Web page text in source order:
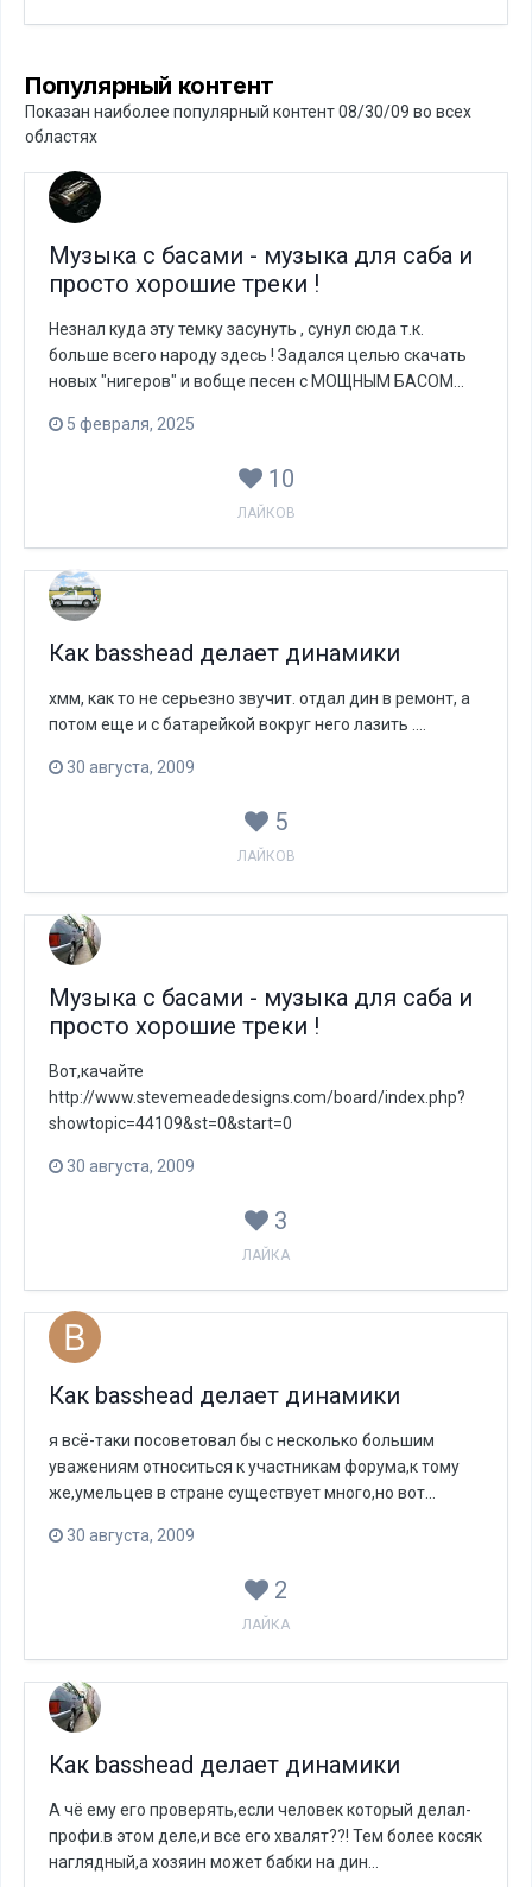
Популярный контент
Показан наиболее популярный контент 08/30/09 во всех
областях
Музыка с басами - музыка для саба и
просто хорошие треки !
Незнал куда эту темку засунуть , сунул сюда т.к.
больше всего народу здесь ! Задался целью скачать
новых "нигеров" и вобще песен с МОЩНЫМ БАСОМ...
5 февраля, 2025
10
ЛАЙКОВ
Как basshead делает динамики
хмм, как то не серьезно звучит. отдал дин в ремонт, а
потом еще и с батарейкой вокруг него лазить ....
30 августа, 2009
5
ЛАЙКОВ
Музыка с басами - музыка для саба и
просто хорошие треки !
Вот,качайте
http://www.stevemeadedesigns.com/board/index.php?
showtopic=44109&st=0&start=0
30 августа, 2009
3
ЛАЙКА
Как basshead делает динамики
я всё-таки посоветовал бы с несколько большим
уважениям относиться к участникам форума,к тому
же,умельцев в стране существует много,но вот...
30 августа, 2009
2
ЛАЙКА
Как basshead делает динамики
А чё ему его проверять,если человек который делал-
профи.в этом деле,и все его хвалят??! Тем более косяк
наглядный,а хозяин может бабки на дин...